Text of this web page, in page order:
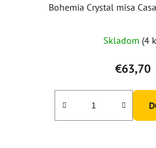
Bohemia Crystal misa
je
5,0
Skladom (4
€63,70